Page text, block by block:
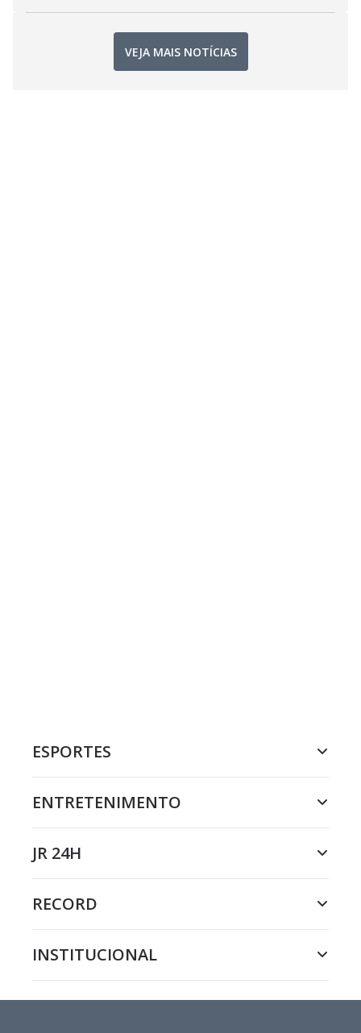
VEJA MAIS NOTÍCIAS
ESPORTES
ENTRETENIMENTO
JR 24H
RECORD
INSTITUCIONAL